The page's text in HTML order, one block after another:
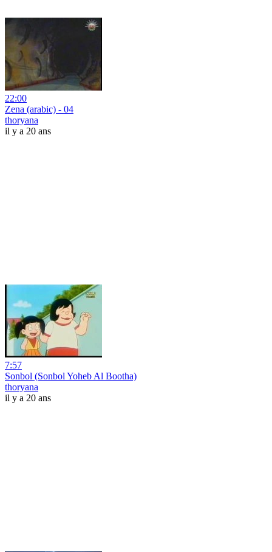
22:00
Zena (arabic) - 04
thoryana
il y a 20 ans
7:57
Sonbol (Sonbol Yoheb Al Bootha)
thoryana
il y a 20 ans